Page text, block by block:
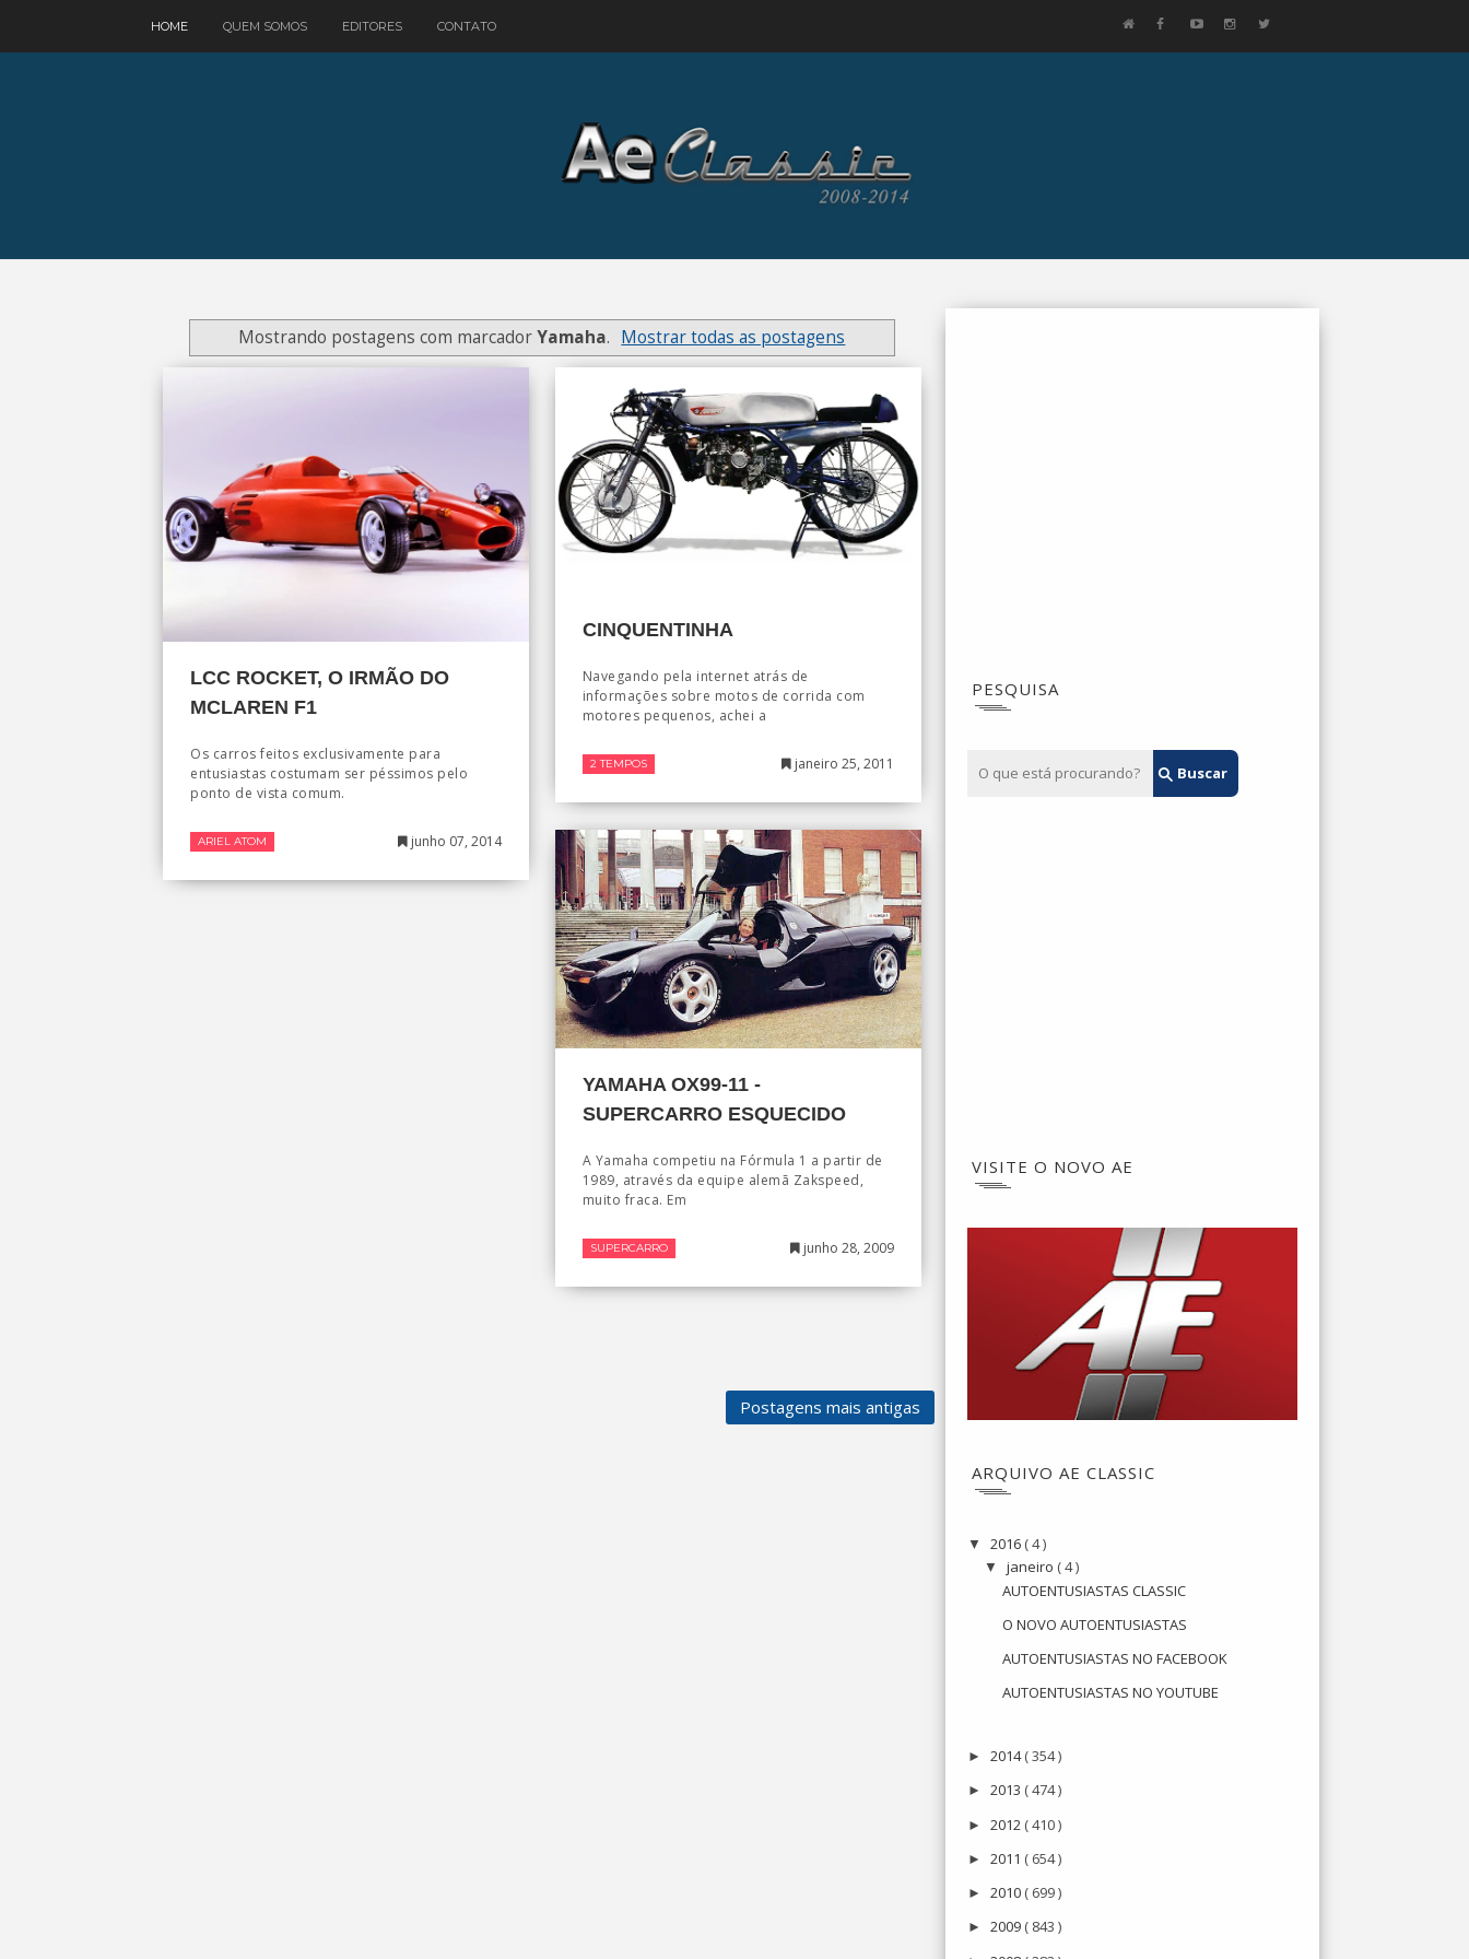
HOME QUEM SOMOS EDITORES CONTATO
Mostrando postagens com marcadorYamaha. Mostrar todas as postagens
LCC ROCKET, O IRMÃO DO
MCLAREN F1
Os carros feitos exclusivamente para
entusiastas costumam ser péssimos pelo
ponto de vista comum.
ARIEL ATOM junho 07, 2014
CINQUENTINHA
Navegando pela internet atrás de
informações sobre motos de corrida com
motores pequenos, achei a
2 TEMPOS janeiro 25, 2011
YAMAHA OX99-11 -
SUPERCARRO ESQUECIDO
A Yamaha competiu na Fórmula 1 a partir de
1989, através da equipe alemã Zakspeed,
muito fraca. Em
SUPERCARRO junho 28, 2009
Postagens mais antigas
PESQUISA
VISITE O NOVO AE
ARQUIVO AE CLASSIC
▼ 2016 ( 4 )
▼janeiro ( 4 )
AUTOENTUSIASTAS CLASSIC
O NOVO AUTOENTUSIASTAS
AUTOENTUSIASTAS NO FACEBOOK
AUTOENTUSIASTAS NO YOUTUBE
► 2014( 354 )
► 2013 ( 474 )
► 2012 ( 410 )
► 2011 ( 654 )
► 2010 ( 699 )
► 2009 ( 843 )